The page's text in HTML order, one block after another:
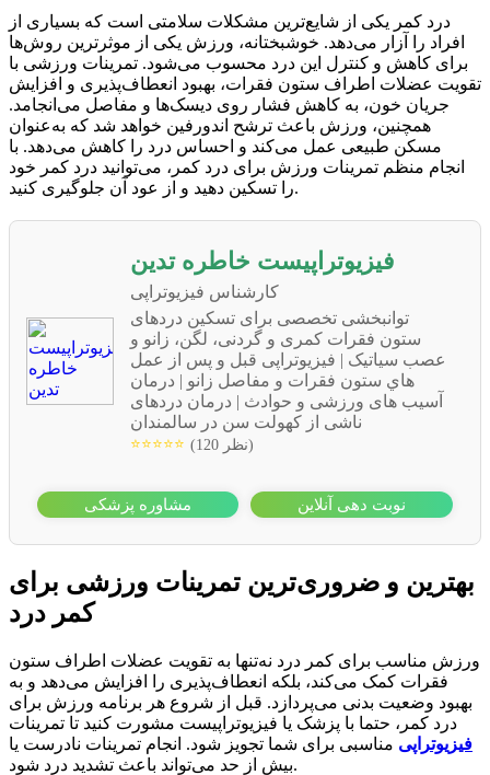
درد کمر یکی از شایع‌ترین مشکلات سلامتی است که بسیاری از
افراد را آزار می‌دهد. خوشبختانه، ورزش یکی از موثرترین روش‌ها
برای کاهش و کنترل این درد محسوب می‌شود. تمرینات ورزشی با
تقویت عضلات اطراف ستون فقرات، بهبود انعطاف‌پذیری و افزایش
جریان خون، به کاهش فشار روی دیسک‌ها و مفاصل می‌انجامد.
همچنین، ورزش باعث ترشح اندورفین خواهد شد که به‌عنوان
مسکن طبیعی عمل می‌کند و احساس درد را کاهش می‌دهد. با
انجام منظم تمرینات ورزش برای درد کمر، می‌توانید درد کمر خود
را تسکین دهید و از عود آن جلوگیری کنید.
کارشناس فیزیوتراپی
توانبخشی تخصصی برای تسکین دردهای
ستون فقرات کمری و گردنی، لگن، زانو و
عصب سیاتیک | فیزیوتراپی قبل و پس از عمل
هاي ستون فقرات و مفاصل زانو | درمان
آسیب های ورزشی و حوادث | درمان دردهای
ناشی از کهولت سن در سالمندان
⭐⭐⭐⭐⭐ (120 نظر)
مشاوره پزشکی نوبت دهی آنلاین
بهترین و ضروری‌ترین تمرینات ورزشی برای
کمر درد
ورزش مناسب برای کمر درد نه‌تنها به تقویت عضلات اطراف ستون
فقرات کمک می‌کند، بلکه انعطاف‌پذیری را افزایش می‌دهد و به
بهبود وضعیت بدنی می‌پردازد. قبل از شروع هر برنامه ورزش برای
درد کمر، حتما با پزشک یا فیزیوتراپیست مشورت کنید تا تمرینات
فیزیوتراپی مناسبی برای شما تجویز شود. انجام تمرینات نادرست یا
بیش از حد می‌تواند باعث تشدید درد شود.